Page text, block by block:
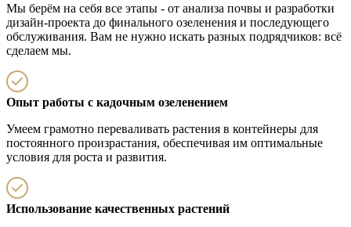
Мы берём на себя все этапы - от анализа почвы и разработки
дизайн‑проекта до финального озеленения и последующего
обслуживания. Вам не нужно искать разных подрядчиков: всё
сделаем мы.
Опыт работы с кадочным озеленением
Умеем грамотно переваливать растения в контейнеры для
постоянного произрастания, обеспечивая им оптимальные
условия для роста и развития.
Использование качественных растений